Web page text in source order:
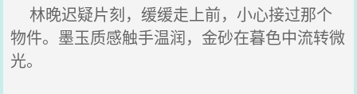
林晚迟疑片刻，缓缓走上前，小心接过那个
物件。墨玉质感触手温润，金砂在暮色中流转微
光。